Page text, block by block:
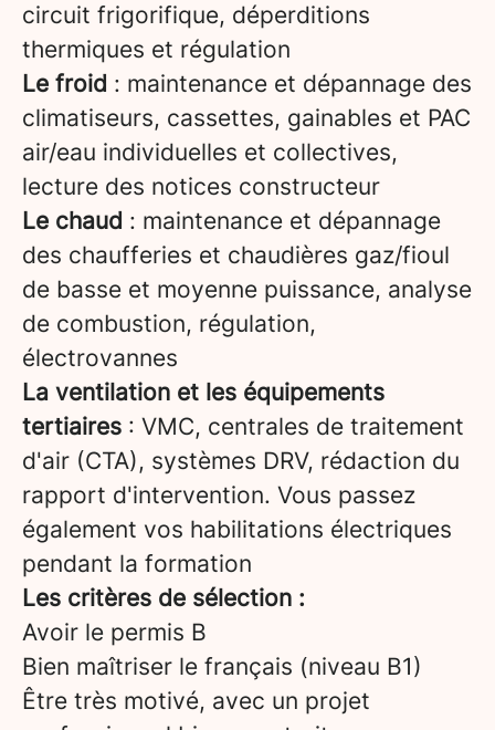
circuit frigorifique, déperditions
thermiques et régulation
Le froid : maintenance et dépannage des
climatiseurs, cassettes, gainables et PAC
air/eau individuelles et collectives,
lecture des notices constructeur
Le chaud : maintenance et dépannage
des chaufferies et chaudières gaz/fioul
de basse et moyenne puissance, analyse
de combustion, régulation,
électrovannes
La ventilation et les équipements
tertiaires : VMC, centrales de traitement
d'air (CTA), systèmes DRV, rédaction du
rapport d'intervention. Vous passez
également vos habilitations électriques
pendant la formation
Les critères de sélection :
Avoir le permis B
Bien maîtriser le français (niveau B1)
Être très motivé, avec un projet